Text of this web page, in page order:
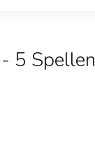
5 Spellen